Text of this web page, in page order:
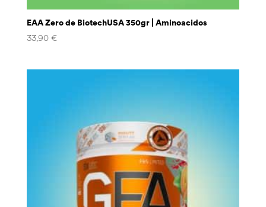
EAA Zero de BiotechUSA 350gr | Aminoacidos
33,90 €